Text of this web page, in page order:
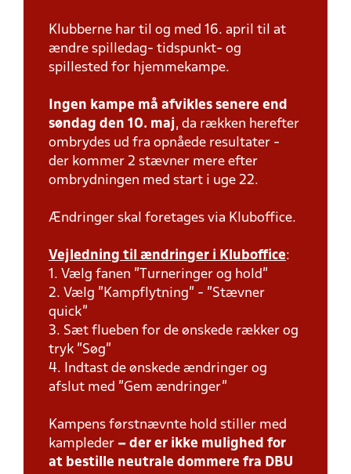
Klubberne har til og med 16. april til at
ændre spilledag- tidspunkt- og
spillested for hjemmekampe.
Ingen kampe må afvikles senere end
søndag den 10. maj, da rækken herefter
ombrydes ud fra opnåede resultater -
der kommer 2 stævner mere efter
ombrydningen med start i uge 22.
Ændringer skal foretages via Kluboffice.
Vejledning til ændringer i Kluboffice:
1. Vælg fanen "Turneringer og hold"
2. Vælg "Kampflytning" - "Stævner
quick"
3. Sæt flueben for de ønskede rækker og
tryk "Søg"
4. Indtast de ønskede ændringer og
afslut med "Gem ændringer"
Kampens førstnævnte hold stiller med
kampleder – der er ikke mulighed for
at bestille neutrale dommere fra DBU